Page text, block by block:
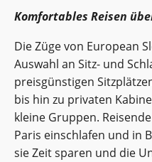
Komfortables Reisen
Die Züge von European
Auswahl an Sitz- und
preisgünstigen
bis hin zu privaten
kleine Gruppen.
Paris einschlafen und in
sie Zeit sparen und die